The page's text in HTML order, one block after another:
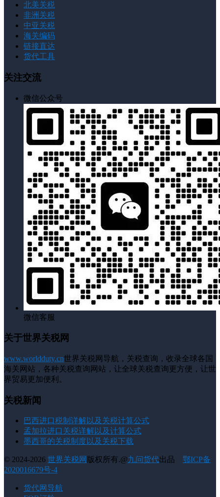
北美关税
非洲关税
中亚关税
海关编码
链接直达
货代工具
关注交流
微信公众号
微信客服
关于世界关税网
www.worldduty.cn世界关税网导航，关税查询，收录全球各国
海关网站，各种关税查询网站，让全球关税查询更方便，让世
界贸易更加便利。
关税新闻
巴西进口税制详解以及关税计算公式
孟加拉进口关税详解以及计算公式
墨西哥的关税制度以及关税下载
© 2024-2026 世界关税网 版权所有.@九问货代出品 鄂ICP备
2020016679号-4
货代网导航